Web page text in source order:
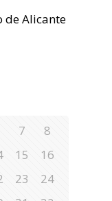
Alicante
7
8
15
16
23
24